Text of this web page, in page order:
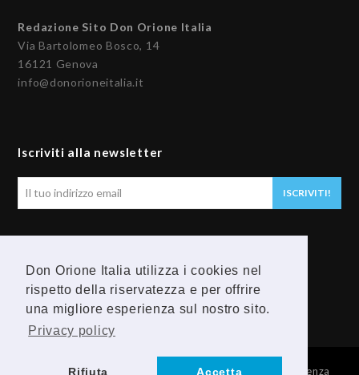
Don Orione Italia utilizza i cookies nel
rispetto della riservatezza e per offrire
una migliore esperienza sul nostro sito.
Privacy policy
Rifiuta Accetta
Redazione Sito Don Orione Italia
Via Bartolomeo Bosco, 14
16121 Genova
info@donorioneitalia.it
Iscriviti alla newsletter
ISCRIVITI!
F
a
Y
o
© 2026 Provincia Religiosa Madre della Divina Provvidenza